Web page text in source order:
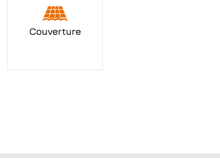
Couverture